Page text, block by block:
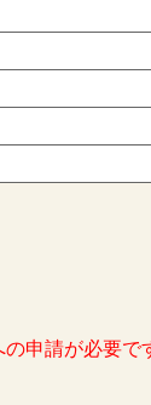
申請が必要で